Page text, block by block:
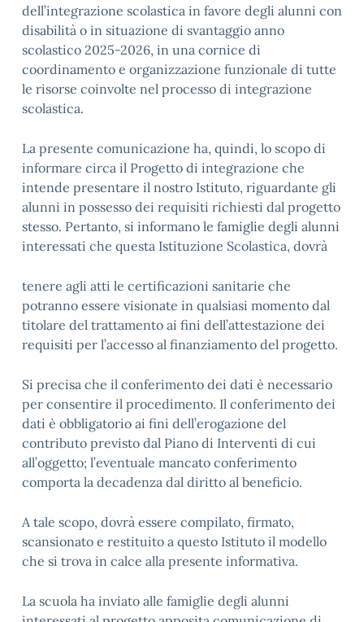
dell’integrazione scolastica in favore degli alunni con
disabilità o in situazione di svantaggio anno
scolastico 2025-2026, in una cornice di
coordinamento e organizzazione funzionale di tutte
le risorse coinvolte nel processo di integrazione
scolastica.
La presente comunicazione ha, quindi, lo scopo di
informare circa il Progetto di integrazione che
intende presentare il nostro Istituto, riguardante gli
alunni in possesso dei requisiti richiesti dal progetto
stesso. Pertanto, si informano le famiglie degli alunni
interessati che questa Istituzione Scolastica, dovrà
tenere agli atti le certificazioni sanitarie che
potranno essere visionate in qualsiasi momento dal
titolare del trattamento ai fini dell’attestazione dei
requisiti per l’accesso al finanziamento del progetto.
Si precisa che il conferimento dei dati è necessario
per consentire il procedimento. Il conferimento dei
dati è obbligatorio ai fini dell’erogazione del
contributo previsto dal Piano di Interventi di cui
all’oggetto; l’eventuale mancato conferimento
comporta la decadenza dal diritto al beneficio.
A tale scopo, dovrà essere compilato, firmato,
scansionato e restituito a questo Istituto il modello
che si trova in calce alla presente informativa.
La scuola ha inviato alle famiglie degli alunni